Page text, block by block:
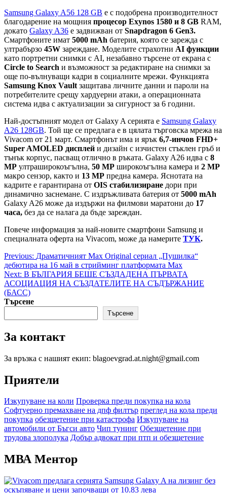
Samsung Galaxy A56 128 GB е с подобрена производителност
благодарение на мощния процесор Exynos 1580 и 8 GB RAM,
докато Galaxy A36 е задвижван от Snapdragon 6 Gen3.
Смартфоните имат 5000 mAh батерия, която се зарежда с
ултрабързо 45W зареждане. Моделите страхотни AI функции
като портретни снимки с AI, незабавно търсене от екрана с
Circle to Search и възможност за редактиране на снимки за
още по-вълнуващи кадри в социалните мрежи. Функцията
Samsung Knox Vault защитава личните данни и пароли на
потребителите срещу хардуерни атаки, а операционната
система идва с актуализации за сигурност за 6 години.
Най-достъпният модел от Galaxy A серията е Samsung Galaxy
A26 128GB. Той ще се предлага е в цялата търговска мрежа на
Vivacom от 21 март. Смартфонът има и ярък 6,7-инчов FHD+
Super AMOLED дисплей и дизайн с изчистен стъклен гръб и
тънък корпус, пасващ отлично в ръката. Galaxy A26 идва с 8
МР ултраширокоъгълна, 50 МР широкоъгълна камера и 2 МР
макро сензор, както и 13 МР предна камера. Яснотата на
кадрите е гарантирана от OIS стабилизиране дори при
динамично заснемане. С издръжливата батерия от 5000 mAh
Galaxy A26 може да издържи на филмови маратони до 17
часа, без да се налага да бъде зареждан.
Повече информация за най-новите смартфони Samsung и
специалната оферта на Vivacom, може да намерите ТУК.
Post
navigation
Previous: Драматичният Max Original сериал „Пушилка“
дебютира на 16 май в стрийминг платформата Max
Next: В БЪЛГАРИЯ БЕШЕ СЪЗДАДЕНА ПЪРВАТА
АСОЦИАЦИЯ НА СЪЗДАТЕЛИТЕ НА СЪДЪРЖАНИЕ
(БАСС)
Търсене
Търсене
За контакт
За връзка с нашият екип: blagoevgrad.at.night@gmail.com
Приятели
Изкупуване на коли Проверка преди покупка на кола
Софтуерно премахване на дпф филтър преглед на кола преди
покупка обезщетение при катастрофа Изкупуване на
автомобили от Бъгси авто Чип тунинг Обезщетение при
трудова злополука Добър адвокат при птп и обезщетение
МВА Ментор